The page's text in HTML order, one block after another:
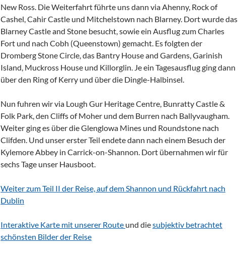
New Ross. Die Weiterfahrt führte uns dann via Ahenny, Rock of
Cashel, Cahir Castle und Mitchelstown nach Blarney. Dort wurde das
Blarney Castle and Stone besucht, sowie ein Ausflug zum Charles
Fort und nach Cobh (Queenstown) gemacht. Es folgten der
Dromberg Stone Circle, das Bantry House and Gardens, Garinish
Island, Muckross House und Killorglin. Je ein Tagesausflug ging dann
über den Ring of Kerry und über die Dingle-Halbinsel.
Nun fuhren wir via Lough Gur Heritage Centre, Bunratty Castle &
Folk Park, den Cliffs of Moher und dem Burren nach Ballyvaugham.
Weiter ging es über die Glenglowa Mines und Roundstone nach
Clifden. Und unser erster Teil endete dann nach einem Besuch der
Kylemore Abbey in Carrick-on-Shannon. Dort übernahmen wir für
sechs Tage unser Hausboot.
Weiter zum Teil II der Reise, auf dem Shannon und Rückfahrt nach
Dublin
Interaktive Karte mit unserer Route und diesubjektiv betrachtet
schönsten Bilder der Reise